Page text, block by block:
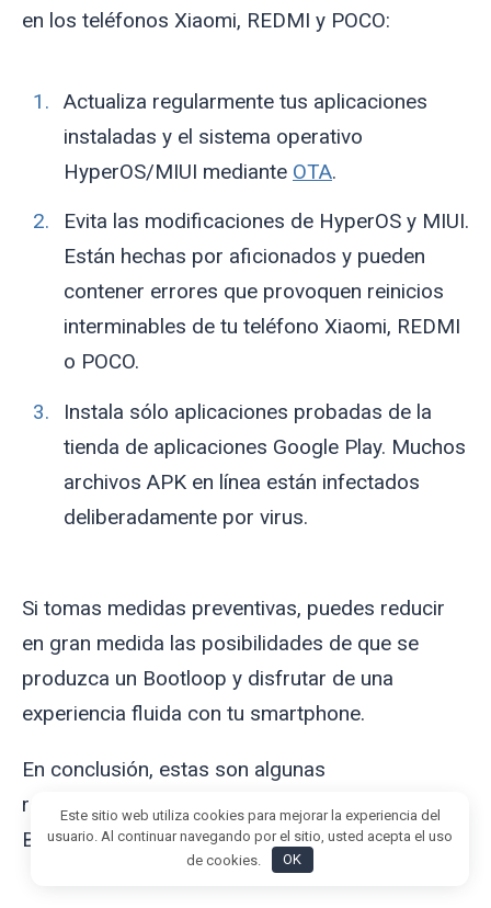
en los teléfonos Xiaomi, REDMI y POCO:
Actualiza regularmente tus aplicaciones
instaladas y el sistema operativo
HyperOS/MIUI mediante OTA.
Evita las modificaciones de HyperOS y MIUI.
Están hechas por aficionados y pueden
contener errores que provoquen reinicios
interminables de tu teléfono Xiaomi, REDMI
o POCO.
Instala sólo aplicaciones probadas de la
tienda de aplicaciones Google Play. Muchos
archivos APK en línea están infectados
deliberadamente por virus.
Si tomas medidas preventivas, puedes reducir
en gran medida las posibilidades de que se
produzca un Bootloop y disfrutar de una
experiencia fluida con tu smartphone.
En conclusión, estas son algunas
recomendaciones generales para arreglar el
Bootloop en los dispositivos Xiaomi:
Este sitio web utiliza cookies para mejorar la experiencia del
usuario. Al continuar navegando por el sitio, usted acepta el uso
de cookies.
OK